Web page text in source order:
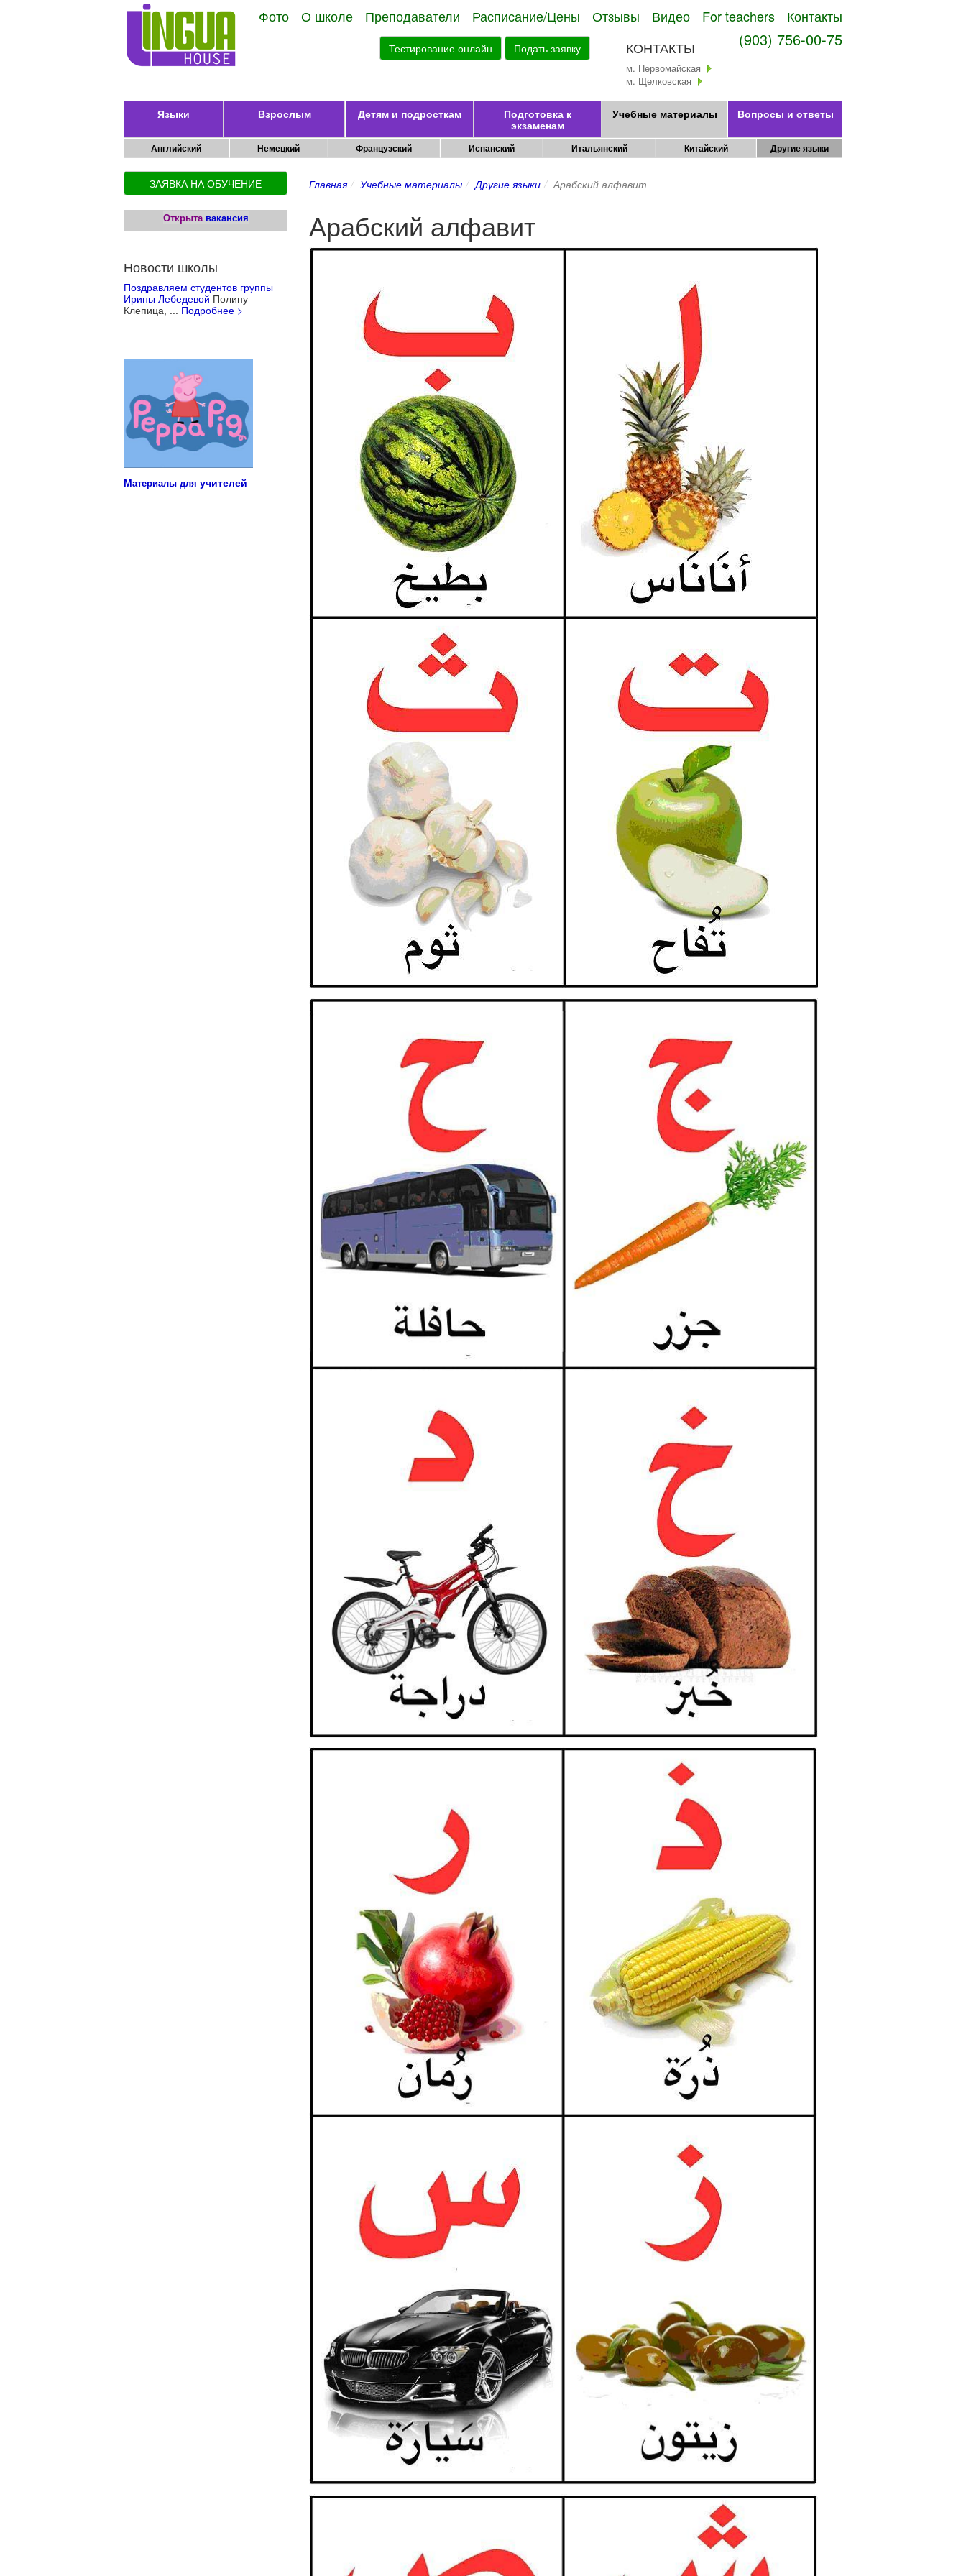
Фото О школе Преподаватели Расписание/Цены Отзывы Видео For teachers Контакты
(903) 756-00-75
КОНТАКТЫ
м. Первомайская
м. Щелковская
Тестирование онлайн Подать заявку
Языки Взрослым Детям и подросткам
Подготовка к
экзаменам
Учебные материалы Вопросы и ответы
Английский Немецкий Французский Испанский Итальянский Китайский Другие языки
ЗАЯВКА НА ОБУЧЕНИЕ
Открыта вакансия
Новости школы
Поздравляем студентов группы
Ирины Лебедевой Полину
Клепица, ... Подробнее >
Материалы для учителей
Главная Учебные материалы Другие языки Арабский алфавит
Арабский алфавит